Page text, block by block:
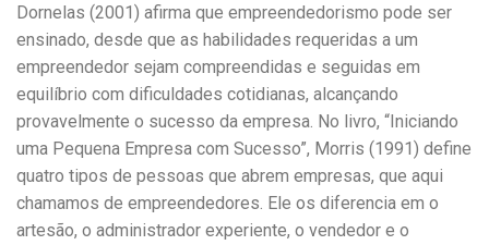
Dornelas (2001) afirma que empreendedorismo pode ser
ensinado, desde que as habilidades requeridas a um
empreendedor sejam compreendidas e seguidas em
equilíbrio com dificuldades cotidianas, alcançando
provavelmente o sucesso da empresa. No livro, “Iniciando
uma Pequena Empresa com Sucesso”, Morris (1991) define
quatro tipos de pessoas que abrem empresas, que aqui
chamamos de empreendedores. Ele os diferencia em o
artesão, o administrador experiente, o vendedor e o